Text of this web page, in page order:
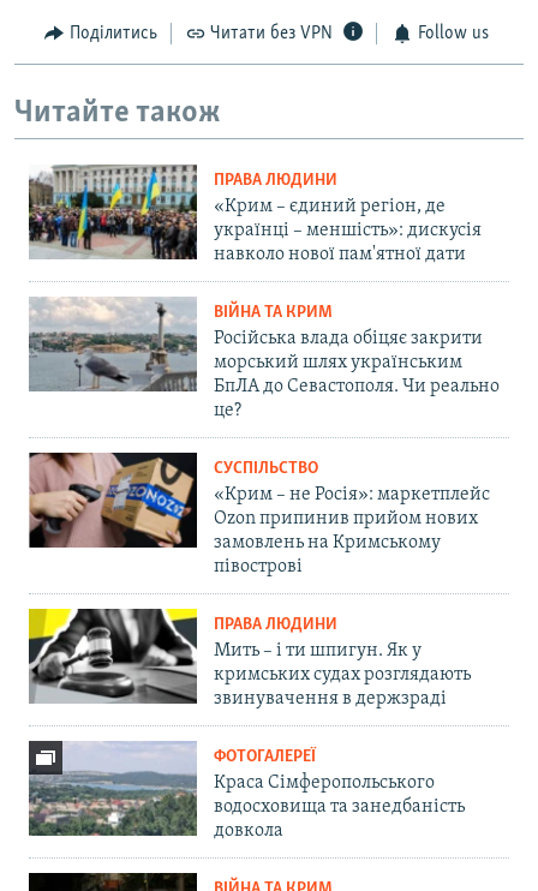
Поділитись Читати без VPN Follow us
Читайте також
ПРАВА ЛЮДИНИ
«Крим – єдиний регіон, де
українці – меншість»: дискусія
навколо нової пам'ятної дати
ВІЙНА ТА КРИМ
Російська влада обіцяє закрити
морський шлях українським
БпЛА до Севастополя. Чи реально
це?
СУСПІЛЬСТВО
«Крим – не Росія»: маркетплейс
Ozon припинив прийом нових
замовлень на Кримському
півострові
ПРАВА ЛЮДИНИ
Мить – і ти шпигун. Як у
кримських судах розглядають
звинувачення в держзраді
ФОТОГАЛЕРЕЇ
Краса Сімферопольського
водосховища та занедбаність
довкола